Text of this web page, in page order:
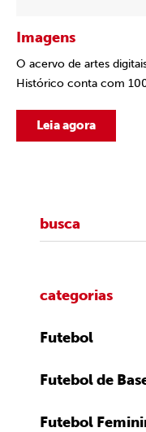
Imagens
O acervo de artes
Histórico conta com
Leia agora
categorias
Futebol
Futebol de
Futebol